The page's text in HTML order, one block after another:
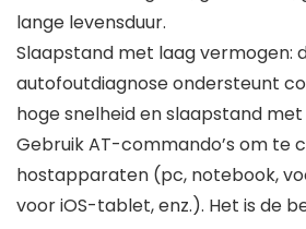
lange levensduur.
Slaapstand met laag vermogen:
autofoutdiagnose ondersteunt
hoge snelheid en slaapstand
Gebruik AT-commando’s om te
hostapparaten (pc, notebook,
voor iOS-tablet, enz.). Het is de